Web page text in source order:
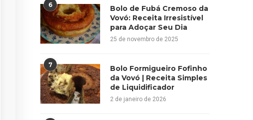
6
Bolo de Fubá Cremoso da
Vovó: Receita Irresistível
para Adoçar Seu Dia
25 de novembro de 2025
7
Bolo Formigueiro Fofinho
da Vovó | Receita Simples
de Liquidificador
2 de janeiro de 2026